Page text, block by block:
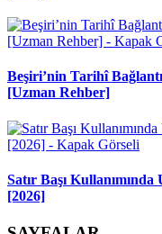
Beşiri’nin Tarihî
[Uzman Rehber]
Satır Başı
[2026]